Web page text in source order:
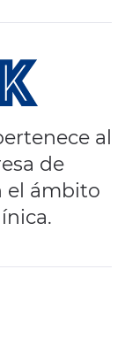
al
de
el ámbito